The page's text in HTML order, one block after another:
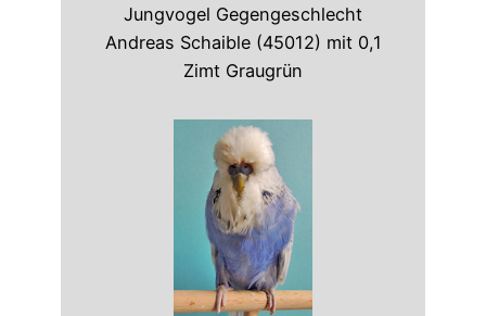
Jungvogel Gegengeschlecht
Andreas Schaible (45012) mit 0,1
Zimt Graugrün